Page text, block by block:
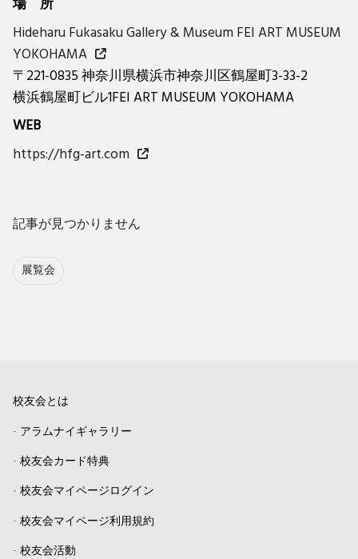
場 所
Hideharu Fukasaku Gallery & Museum FEI ART MUSEUM
YOKOHAMA
〒221-0835 神奈川県横浜市神奈川区鶴屋町3-33-2
横浜鶴屋町ビル1FEI ART MUSEUM YOKOHAMA
WEB
https://hfg-art.com
記事が見つかりません
展覧会
校友会とは
- アラムナイギャラリー
- 校友会カード特典
- 校友会マイページログイン
- 校友会マイページ利用規約
- 校友会活動